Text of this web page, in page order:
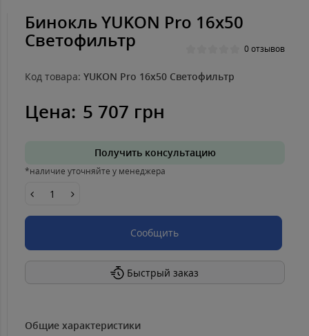
Бинокль YUKON Pro 16x50
Светофильтр 0 отзывов
Код товара: YUKON Pro 16x50 Светофильтр
Цена: 5 707 грн
Получить консультацию
*наличие уточняйте у менеджера
Сообщить
Быстрый заказ
Общие характеристики